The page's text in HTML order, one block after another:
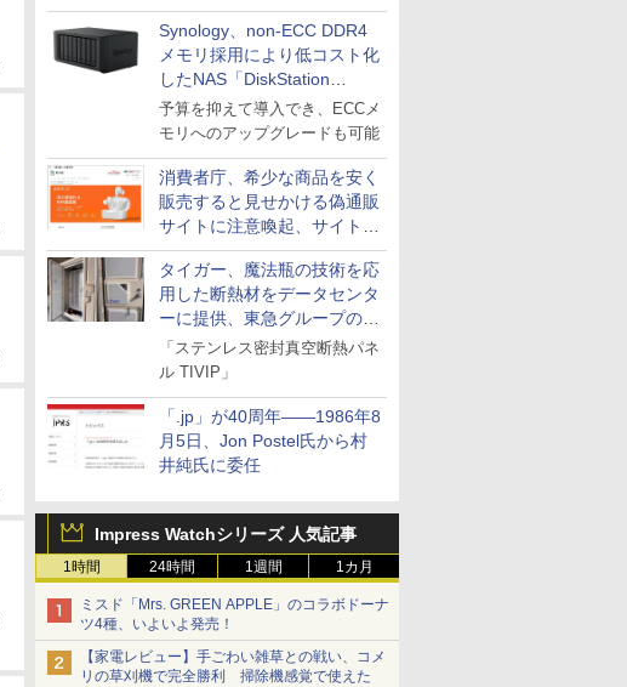
の“あたらしい”を起動し続け
る～オプテージ
Synology、non-ECC DDR4
メモリ採用により低コスト化
したNAS「DiskStation
neo+」シリーズ
予算を抑えて導入でき、ECCメ
モリへのアップグレードも可能
消費者庁、希少な商品を安く
販売すると見せかける偽通販
サイトに注意喚起、サイト名
とドメイン名を公表
タイガー、魔法瓶の技術を応
用した断熱材をデータセンタ
ーに提供、東急グループの実
証実験で
「ステンレス密封真空断熱パネ
ル TIVIP」
「.jp」が40周年――1986年8
月5日、Jon Postel氏から村
井純氏に委任
Impress Watchシリーズ 人気記事
1時間 24時間 1週間 1カ月
ミスド「Mrs. GREEN APPLE」のコラボドーナ
ツ4種、いよいよ発売！
【家電レビュー】手ごわい雑草との戦い、コメ
リの草刈機で完全勝利 掃除機感覚で使えた